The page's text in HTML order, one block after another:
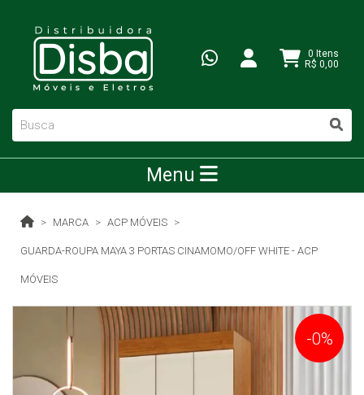
0 Itens
R$ 0,00
Menu
MARCA ACP MÓVEIS
GUARDA-ROUPA MAYA 3 PORTAS CINAMOMO/OFF WHITE - ACP
MÓVEIS
-0%